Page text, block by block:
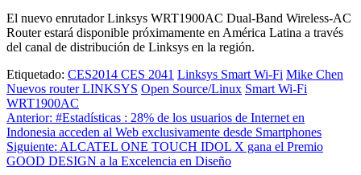
El nuevo enrutador Linksys WRT1900AC Dual-Band Wireless-AC
Router estará disponible próximamente en América Latina a través
del canal de distribución de Linksys en la región.
Etiquetado: CES2014 CES 2041 Linksys Smart Wi-Fi Mike Chen
Nuevos router LINKSYS Open Source/Linux Smart Wi-Fi
WRT1900AC
Navegación
de
entradas
Anterior: #Estadísticas : 28% de los usuarios de Internet en
Indonesia acceden al Web exclusivamente desde Smartphones
Siguiente: ALCATEL ONE TOUCH IDOL X gana el Premio
GOOD DESIGN a la Excelencia en Diseño